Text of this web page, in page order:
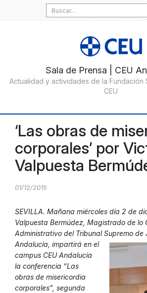
Search
for:
‘Las obras de
corporales’ por
Valpuesta
01/12/2015
SEVILLA. Mañana miércoles día 2 de
Valpuesta Bermúdez, Magistrado de lo
Administrativo del Tribunal Supremo de
Andalucía, impartirá en el
campus CEU Andalucía
la conferencia “Las
obras de misericordia
corporales”, segunda